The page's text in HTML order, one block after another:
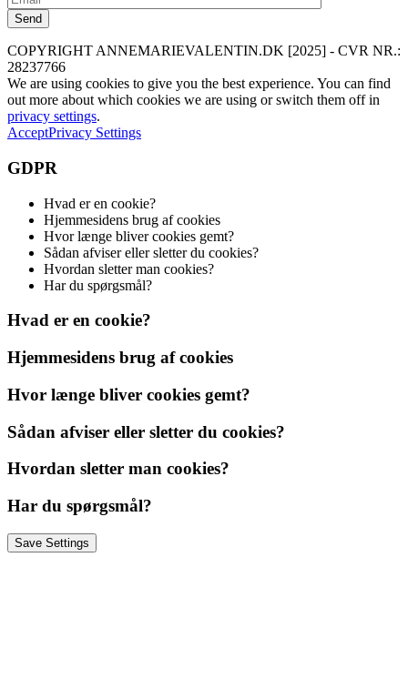
COPYRIGHT ANNEMARIEVALENTIN.DK [2025] - CVR NR.:
28237766
We are using cookies to give you the best experience. You can find
out more about which cookies we are using or switch them off in
privacy settings.
AcceptPrivacy Settings
GDPR
Hvad er en cookie?
Hjemmesidens brug af cookies
Hvor længe bliver cookies gemt?
Sådan afviser eller sletter du cookies?
Hvordan sletter man cookies?
Har du spørgsmål?
Hvad er en cookie?
Hjemmesidens brug af cookies
Hvor længe bliver cookies gemt?
Sådan afviser eller sletter du cookies?
Hvordan sletter man cookies?
Har du spørgsmål?